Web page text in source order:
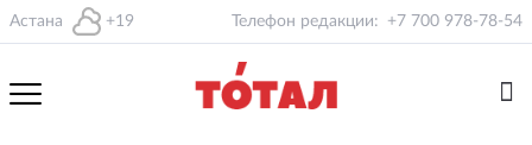
Астана +19 Телефон редакции: +7 700 978-78-54